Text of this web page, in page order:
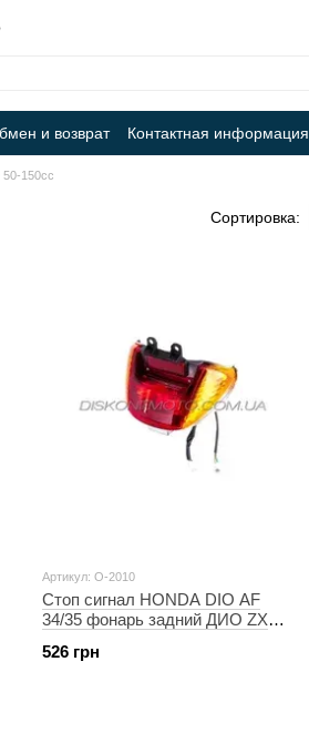
и возврат Контактная информация
50-150cc
Сортировка:
Артикул: O-2010
Стоп сигнал HONDA DIO AF
34/35 фонарь задний ДИО ZX
526 грн